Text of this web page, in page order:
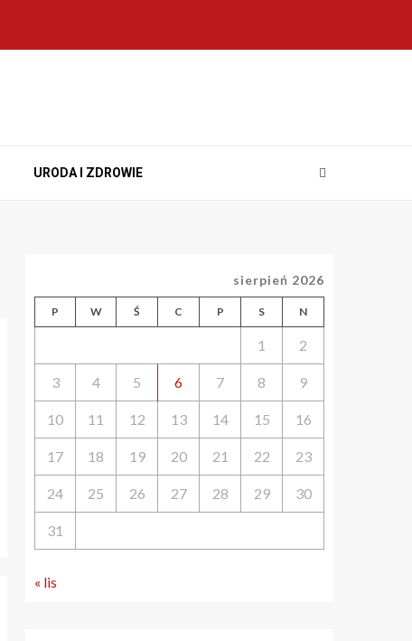
URODA I ZDROWIE
sierpień 2026
P W Ś C P S N
1 2
3 4 5 6 7 8 9
10 11 12 13 14 15 16
17 18 19 20 21 22 23
24 25 26 27 28 29 30
31
« lis